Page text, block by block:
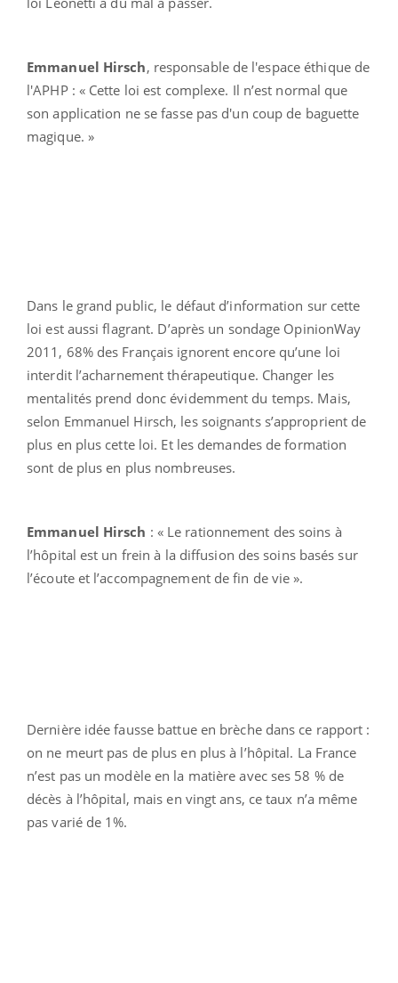
Emmanuel Hirsch, responsable de l'espace éthique de
l'APHP : « Cette loi est complexe. Il n’est normal que
son application ne se fasse pas d'un coup de baguette
magique. »
Dans le grand public, le défaut d’information sur cette
loi est aussi flagrant. D’après un sondage OpinionWay
2011, 68% des Français ignorent encore qu’une loi
interdit l’acharnement thérapeutique. Changer les
mentalités prend donc évidemment du temps. Mais,
selon Emmanuel Hirsch, les soignants s’approprient de
plus en plus cette loi. Et les demandes de formation
sont de plus en plus nombreuses.
Emmanuel Hirsch : « Le rationnement des soins à
l’hôpital est un frein à la diffusion des soins basés sur
l’écoute et l’accompagnement de fin de vie ».
Dernière idée fausse battue en brèche dans ce rapport :
on ne meurt pas de plus en plus à l’hôpital. La France
n’est pas un modèle en la matière avec ses 58 % de
décès à l’hôpital, mais en vingt ans, ce taux n’a même
pas varié de 1%.